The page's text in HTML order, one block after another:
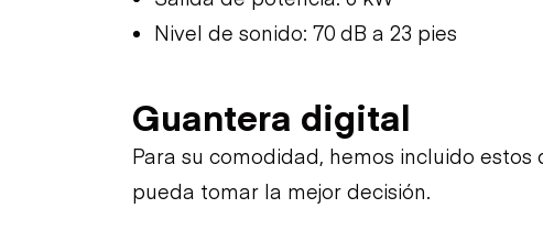
Nivel de sonido: 70 dB a 23 pies
Guantera digital
Para su comodidad, hemos incluido
pueda tomar la mejor decisión.